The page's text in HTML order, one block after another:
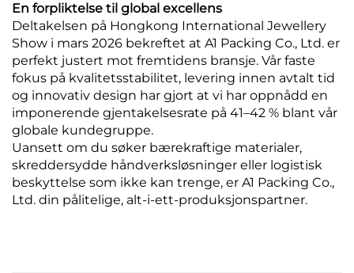
En forpliktelse til global excellens
Deltakelsen på Hongkong International Jewellery
Show i mars 2026 bekreftet at A1 Packing Co., Ltd. er
perfekt justert mot fremtidens bransje. Vår faste
fokus på kvalitetsstabilitet, levering innen avtalt tid
og innovativ design har gjort at vi har oppnådd en
imponerende gjentakelsesrate på 41–42 % blant vår
globale kundegruppe.
Uansett om du søker bærekraftige materialer,
skreddersydde håndverksløsninger eller logistisk
beskyttelse som ikke kan trenge, er A1 Packing Co.,
Ltd. din pålitelige, alt-i-ett-produksjonspartner.